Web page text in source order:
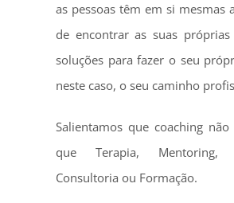
as pessoas têm em si mesmas
de encontrar as suas próprias
soluções para fazer o seu
neste caso, o seu caminho
Salientamos que coaching
que Terapia, Mentoring,
Consultoria ou Formação.